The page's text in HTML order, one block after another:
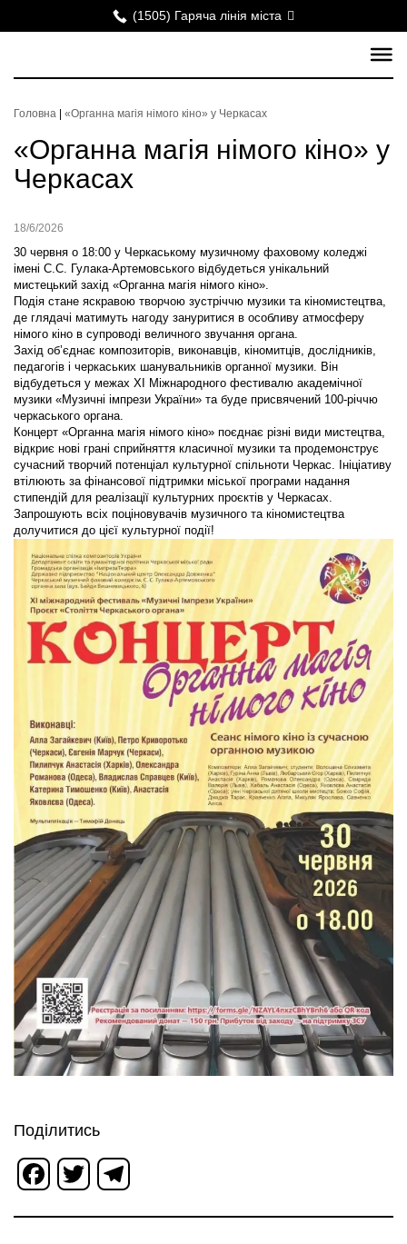
(1505) Гаряча лінія міста
Головна «Органна магія німого кіно» у Черкасах
«Органна магія німого кіно» у
Черкасах
18/6/2026
30 червня о 18:00 у Черкаському музичному фаховому коледжі
імені С.С. Гулака-Артемовського відбудеться унікальний
мистецький захід «Органна магія німого кіно».
Подія стане яскравою творчою зустріччю музики та кіномистецтва,
де глядачі матимуть нагоду зануритися в особливу атмосферу
німого кіно в супроводі величного звучання органа.
Захід об’єднає композиторів, виконавців, кіномитців, дослідників,
педагогів і черкаських шанувальників органної музики. Він
відбудеться у межах XI Міжнародного фестивалю академічної
музики «Музичні імпрези України» та буде присвячений 100-річчю
черкаського органа.
Концерт «Органна магія німого кіно» поєднає різні види мистецтва,
відкриє нові грані сприйняття класичної музики та продемонструє
сучасний творчий потенціал культурної спільноти Черкас. Ініціативу
втілюють за фінансової підтримки міської програми надання
стипендій для реалізації культурних проєктів у Черкасах.
Запрошують всіх поціновувачів музичного та кіномистецтва
долучитися до цієї культурної події!
Поділитись
Facebook
Twitter